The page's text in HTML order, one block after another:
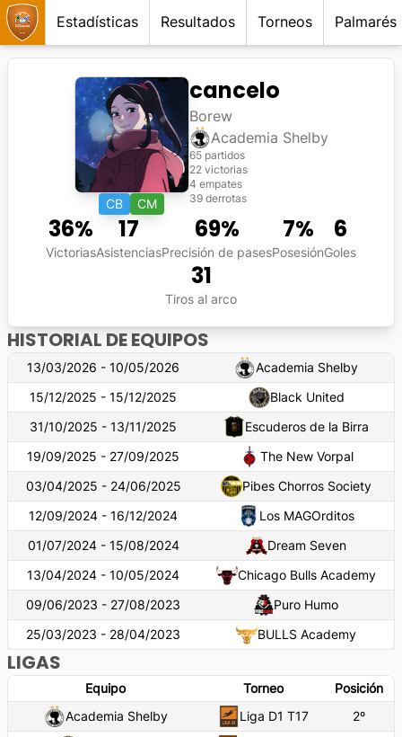
Estadísticas Resultados Torneos Palmarés
CB CM
cancelo
Borew
Academia Shelby
65 partidos
22 victorias
4 empates
39 derrotas
36%
Victorias
17
Asistencias
69%
Precisión de pases
7%
Posesión
6
Goles
31
Tiros al arco
HISTORIAL DE EQUIPOS
13/03/2026 - 10/05/2026
Academia Shelby
15/12/2025 - 15/12/2025
Black United
31/10/2025 - 13/11/2025
Escuderos de la Birra
19/09/2025 - 27/09/2025
The New Vorpal
03/04/2025 - 24/06/2025
Pibes Chorros Society
12/09/2024 - 16/12/2024
Los MAGOrditos
01/07/2024 - 15/08/2024
Dream Seven
13/04/2024 - 10/05/2024
Chicago Bulls Academy
09/06/2023 - 27/08/2023
Puro Humo
25/03/2023 - 28/04/2023
BULLS Academy
LIGAS
Equipo Torneo
Posición
Academia Shelby
Liga D1 T17 2º